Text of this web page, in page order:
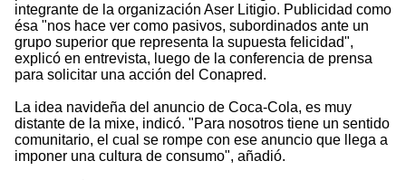
integrante de la organización Aser Litigio. Publicidad como
ésa "nos hace ver como pasivos, subordinados ante un
grupo superior que representa la supuesta felicidad",
explicó en entrevista, luego de la conferencia de prensa
para solicitar una acción del Conapred.
La idea navideña del anuncio de Coca-Cola, es muy
distante de la mixe, indicó. "Para nosotros tiene un sentido
comunitario, el cual se rompe con ese anuncio que llega a
imponer una cultura de consumo", añadió.